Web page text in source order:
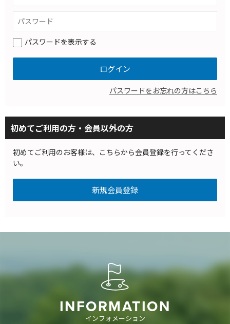
パスワードを表示する
パスワードをお忘れの方はこちら
初めてご利用の方・会員以外の方
初めてご利用のお客様は、こちらから会員登録を行ってくださ
い。
INFORMATION
インフォメーション